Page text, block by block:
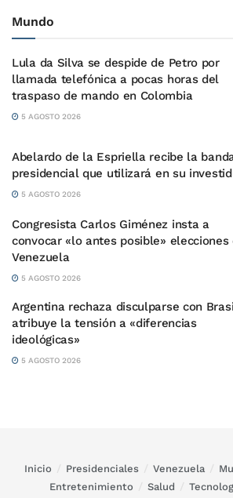
Mundo
Lula da Silva se despide de Petro por
llamada telefónica a pocas horas del
traspaso de mando en Colombia
5 AGOSTO 2026
Abelardo de la Espriella recibe la
presidencial que utilizará en su
5 AGOSTO 2026
Congresista Carlos Giménez insta a
convocar «lo antes posible» elecciones
Venezuela
5 AGOSTO 2026
Argentina rechaza disculparse con
atribuye la tensión a «diferencias
ideológicas»
5 AGOSTO 2026
Inicio Presidenciales Venezuela
Entretenimiento
Salud